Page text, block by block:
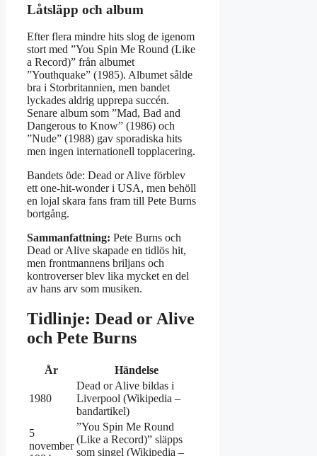
Låtsläpp och album
Efter flera mindre hits slog de igenom
stort med ”You Spin Me Round (Like
a Record)” från albumet
”Youthquake” (1985). Albumet sålde
bra i Storbritannien, men bandet
lyckades aldrig upprepa succén.
Senare album som ”Mad, Bad and
Dangerous to Know” (1986) och
”Nude” (1988) gav sporadiska hits
men ingen internationell topplacering.
Bandets öde: Dead or Alive förblev
ett one-hit-wonder i USA, men behöll
en lojal skara fans fram till Pete Burns
bortgång.
Sammanfattning: Pete Burns och
Dead or Alive skapade en tidlös hit,
men frontmannens briljans och
kontroverser blev lika mycket en del
av hans arv som musiken.
Tidlinje: Dead or Alive
och Pete Burns
År Händelse
1980
Dead or Alive bildas i
Liverpool (Wikipedia –
bandartikel)
5
november
”You Spin Me Round
(Like a Record)” släpps
som singel (Wikipedia –